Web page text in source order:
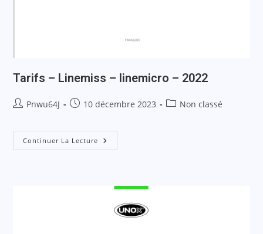
Tarifs – Linemiss – linemicro – 2022
Pnwu64J 10 décembre 2023 Non classé
Continuer La Lecture